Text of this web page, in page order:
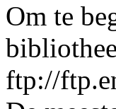
Om te
ftp://